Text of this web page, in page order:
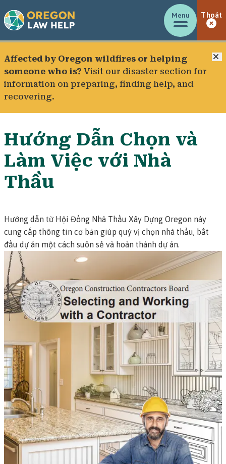
Menu Thoát
Affected by Oregon wildfires or helping
someone who is? Visit our disaster section for
information on preparing, finding help, and
recovering.
Hướng Dẫn Chọn và
Làm Việc với Nhà
Thầu
Hướng dẫn từ Hội Đồng Nhà Thầu Xây Dựng Oregon này
cung cấp thông tin cơ bản giúp quý vị chọn nhà thầu, bắt
đầu dự án một cách suôn sẻ và hoàn thành dự án.